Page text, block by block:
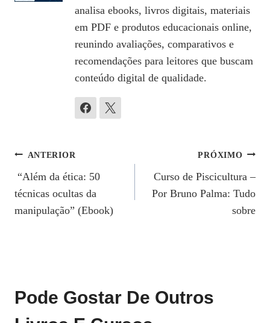
analisa ebooks, livros digitais, materiais
em PDF e produtos educacionais online,
reunindo avaliações, comparativos e
recomendações para leitores que buscam
conteúdo digital de qualidade.
Navegação
De
Post
ANTERIOR
“Além da ética: 50
técnicas ocultas da
manipulação” (Ebook)
PRÓXIMO
Curso de Piscicultura –
Por Bruno Palma: Tudo
sobre
Pode Gostar De Outros